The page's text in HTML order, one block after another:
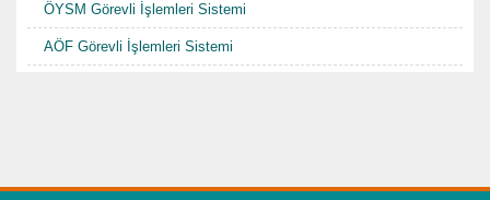
ÖYSM Görevli İşlemleri Sistemi
AÖF Görevli İşlemleri Sistemi